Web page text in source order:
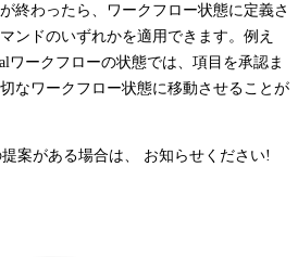
終わったら、ワークフロー状態に定義さ
ンドのいずれかを適用できます。例え
ワークフローの状態では、項目を承認ま
なワークフロー状態に移動させることが
案がある場合は、 お知らせください!